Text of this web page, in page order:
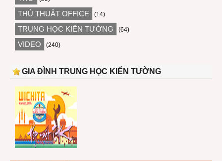
THỦ THUẬT OFFICE (14)
TRUNG HỌC KIẾN TƯỜNG (64)
VIDEO (240)
GIA ĐÌNH TRUNG HỌC KIẾN TƯỜNG